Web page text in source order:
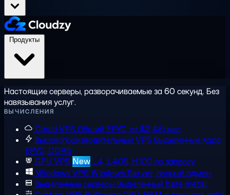
Настоящие серверы, разворачиваемые за 60 секунд. Без
навязывания услуг.
ВЫЧИСЛЕНИЯ
Cloud VPS Общий EPYC, от $2,48/мес
Высокопроизводительный VPS Выделенные ядра
EPYC, DDR5
GPU VPS New L4, L40S, H100 по запросу
Windows VPS Windows Server, полный админ
Выделенные серверыВыделенный bare metal